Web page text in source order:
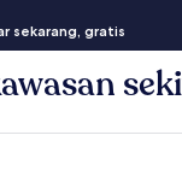
sekarang, gratis